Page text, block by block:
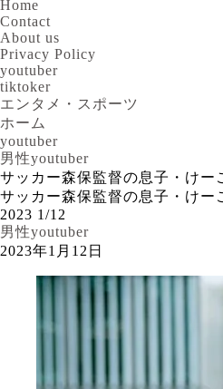
Home
Contact
About us
Privacy Policy
youtuber
tiktoker
エンタメ・スポーツ
ホーム
youtuber
男性youtuber
サッカー森保監督の息子・けー
サッカー森保監督の息子・けー
2023 1/12
男性youtuber
2023年1月12日